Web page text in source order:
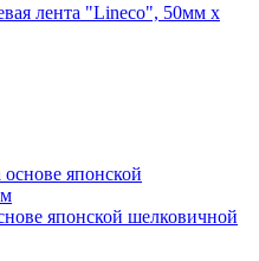
лента "Lineco", 50мм х
японской шелковичной